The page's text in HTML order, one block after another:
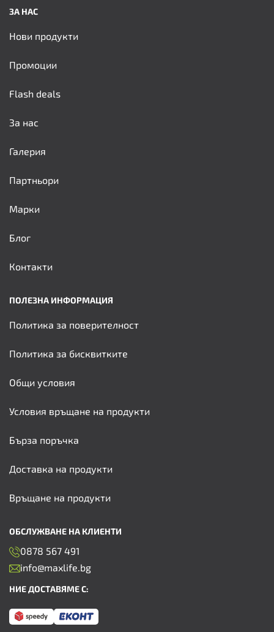
ЗА НАС
Нови продукти
Промоции
Flash deals
За нас
Галерия
Партньори
Марки
Блог
Контакти
ПОЛЕЗНА ИНФОРМАЦИЯ
Политика за поверителност
Политика за бисквитките
Общи условия
Условия връщане на продукти
Бърза поръчка
Доставка на продукти
Връщане на продукти
ОБСЛУЖВАНЕ НА КЛИЕНТИ
0878 567 491
info@maxlife.bg
НИЕ ДОСТАВЯМЕ С: